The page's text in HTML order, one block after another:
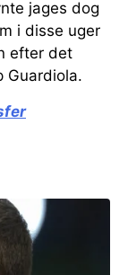
jages dog
i disse uger
efter det
Guardiola.